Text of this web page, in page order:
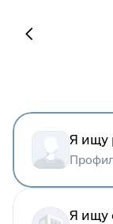
Я ищу
Я ищу